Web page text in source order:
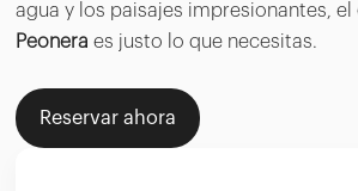
agua y los paisajes impresionantes, el
Peonera es justo lo que necesitas.
Reservar ahora